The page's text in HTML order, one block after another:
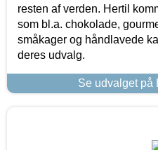
resten af verden. Hertil
som bl.a. chokolade,
småkager og håndlavede
deres udvalg.
Se udvalget på